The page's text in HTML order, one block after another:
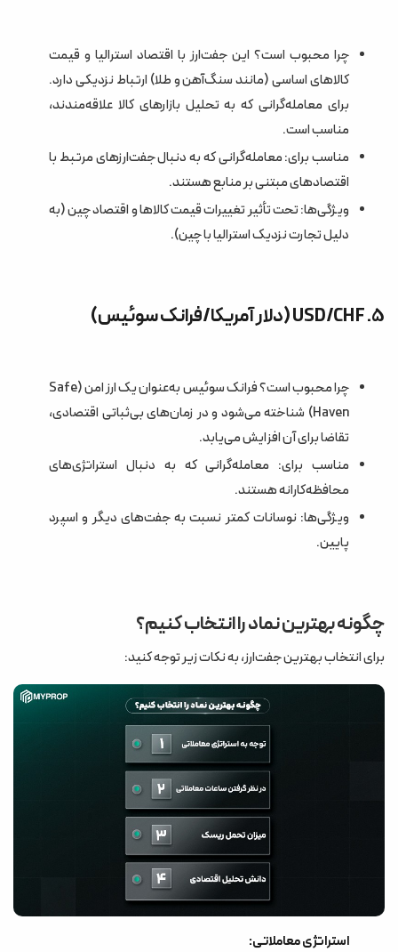
چرا محبوب است؟ این جفت‌ارز با اقتصاد استرالیا و قیمت
کالاهای اساسی (مانند سنگ‌آهن و طلا) ارتباط نزدیکی دارد.
برای معامله‌گرانی که به تحلیل بازارهای کالا علاقه‌مندند،
مناسب است.
مناسب برای: معامله‌گرانی که به دنبال جفت‌ارزهای مرتبط با
اقتصادهای مبتنی بر منابع هستند.
ویژگی‌ها: تحت تأثیر تغییرات قیمت کالاها و اقتصاد چین (به
دلیل تجارت نزدیک استرالیا با چین).
5. USD/CHF (دلار آمریکا/فرانک سوئیس)
چرا محبوب است؟ فرانک سوئیس به‌عنوان یک ارز امن (Safe
Haven) شناخته می‌شود و در زمان‌های بی‌ثباتی اقتصادی،
تقاضا برای آن افزایش می‌یابد.
مناسب برای: معامله‌گرانی که به دنبال استراتژی‌های
محافظه‌کارانه هستند.
ویژگی‌ها: نوسانات کمتر نسبت به جفت‌های دیگر و اسپرد
پایین.
چگونه بهترین نماد را انتخاب کنیم؟
برای انتخاب بهترین جفت‌ارز، به نکات زیر توجه کنید:
استراتژی معاملاتی: